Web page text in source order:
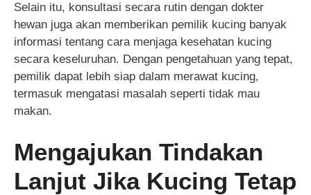
Selain itu, konsultasi secara rutin dengan dokter
hewan juga akan memberikan pemilik kucing banyak
informasi tentang cara menjaga kesehatan kucing
secara keseluruhan. Dengan pengetahuan yang tepat,
pemilik dapat lebih siap dalam merawat kucing,
termasuk mengatasi masalah seperti tidak mau
makan.
Mengajukan Tindakan
Lanjut Jika Kucing Tetap